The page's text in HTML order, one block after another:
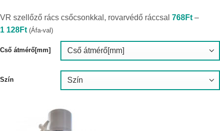
VR szellőző rács csőcsonkkal, rovarvédő ráccsal 768Ft –
1 128FtÁrtartomány:
768Ft
1
(Áfa-val)
Cső átmérő[mm]
Szín